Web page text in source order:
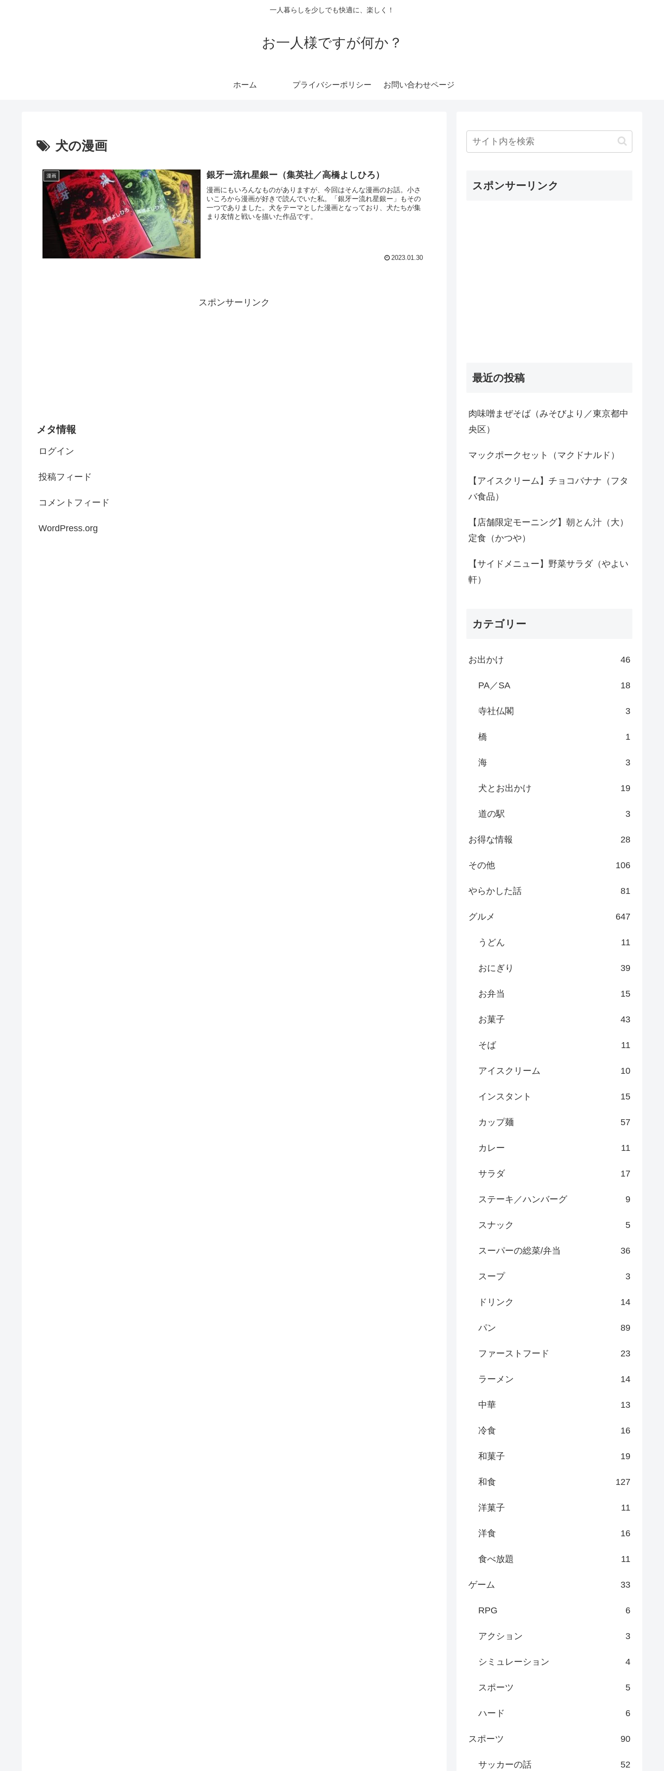
一人暮らしを少しでも快適に、楽しく！
お一人様ですが何か？
ホーム プライバシーポリシー お問い合わせページ
犬の漫画
漫画 銀牙ー流れ星銀ー（集英社／高橋よしひろ）
漫画にもいろんなものがありますが、今回はそんな漫画のお話。小さ
いころから漫画が好きで読んでいた私。「銀牙ー流れ星銀ー」もその
一つでありました。犬をテーマとした漫画となっており、犬たちが集
まり友情と戦いを描いた作品です。
2023.01.30
スポンサーリンク
メタ情報
ログイン
投稿フィード
コメントフィード
WordPress.org
スポンサーリンク
最近の投稿
肉味噌まぜそば（みそびより／東京都中
央区）
マックポークセット（マクドナルド）
【アイスクリーム】チョコバナナ（フタ
バ食品）
【店舗限定モーニング】朝とん汁（大）
定食（かつや）
【サイドメニュー】野菜サラダ（やよい
軒）
カテゴリー
お出かけ 46
PA／SA 18
寺社仏閣 3
橋 1
海 3
犬とお出かけ 19
道の駅 3
お得な情報 28
その他 106
やらかした話 81
グルメ 647
うどん 11
おにぎり 39
お弁当 15
お菓子 43
そば 11
アイスクリーム 10
インスタント 15
カップ麺 57
カレー 11
サラダ 17
ステーキ／ハンバーグ 9
スナック 5
スーパーの総菜/弁当 36
スープ 3
ドリンク 14
パン 89
ファーストフード 23
ラーメン 14
中華 13
冷食 16
和菓子 19
和食 127
洋菓子 11
洋食 16
食べ放題 11
ゲーム 33
RPG 6
アクション 3
シミュレーション 4
スポーツ 5
ハード 6
スポーツ 90
サッカーの話 52